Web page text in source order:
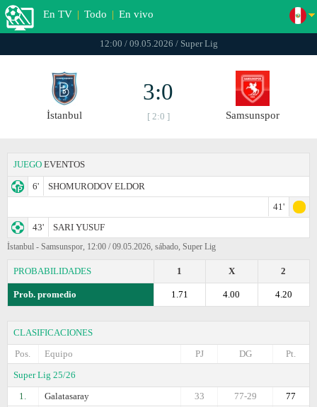
En TV | Todo | En vivo
12:00 / 09.05.2026 / Super Lig
İstanbul
3:0
[ 2:0 ] Samsunspor
JUEGO EVENTOS
6'
SHOMURODOV ELDOR
41'
43'
SARI YUSUF
İstanbul - Samsunspor, 12:00 / 09.05.2026, sábado, Super Lig
PROBABILIDADES 2
X
1
Prob. promedio 4.20
4.00
1.71
CLASIFICACIONES
Pos.
Equipo Pt.
DG
PJ
Super Lig 25/26
1.
Galatasaray 77
77-29
33